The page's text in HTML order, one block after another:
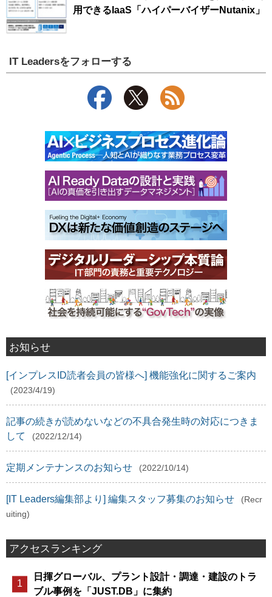
用できるIaaS「ハイパーバイザーNutanix」
IT Leadersをフォローする
お知らせ
[インプレスID読者会員の皆様へ] 機能強化に関するご案内
(2023/4/19)
記事の続きが読めないなどの不具合発生時の対応につきま
して
(2022/12/14)
定期メンテナンスのお知らせ (2022/10/14)
[IT Leaders編集部より] 編集スタッフ募集のお知らせ
(Recr
uiting)
アクセスランキング
日揮グローバル、プラント設計・調達・建設のトラ
ブル事例を「JUST.DB」に集約